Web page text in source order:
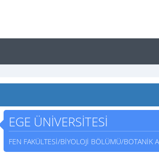
EGE ÜNİVERSİTESİ
FEN FAKÜLTESİ/BİYOLOJİ BÖLÜMÜ/BOTANİK